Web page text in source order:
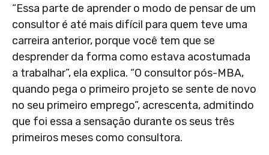
“Essa parte de aprender o modo de pensar de um
consultor é até mais difícil para quem teve uma
carreira anterior, porque você tem que se
desprender da forma como estava acostumada
a trabalhar”, ela explica. “O consultor pós-MBA,
quando pega o primeiro projeto se sente de novo
no seu primeiro emprego”, acrescenta, admitindo
que foi essa a sensação durante os seus três
primeiros meses como consultora.